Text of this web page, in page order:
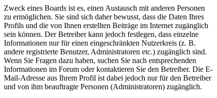
Zweck eines Boards ist es, einen Austausch mit anderen Personen
zu ermöglichen. Sie sind sich daher bewusst, dass die Daten Ihres
Profils und die von Ihnen erstellten Beiträge im Internet zugänglich
sein können. Der Betreiber kann jedoch festlegen, dass einzelne
Informationen nur für einen eingeschränkten Nutzerkreis (z. B.
andere registrierte Benutzer, Administratoren etc.) zugänglich sind.
Wenn Sie Fragen dazu haben, suchen Sie nach entsprechenden
Informationen im Forum oder kontaktieren Sie den Betreiber. Die E-
Mail-Adresse aus Ihrem Profil ist dabei jedoch nur für den Betreiber
und von ihm beauftragte Personen (Administratoren) zugänglich.